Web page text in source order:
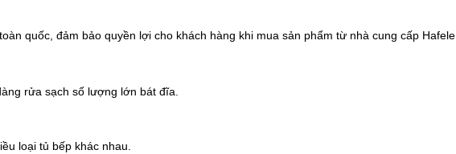
quốc, đảm bảo quyền lợi cho khách hàng khi mua sản phẩm từ nhà cung cấp Hafele.
rửa sạch số lượng lớn bát đĩa.
loại tủ bếp khác nhau.